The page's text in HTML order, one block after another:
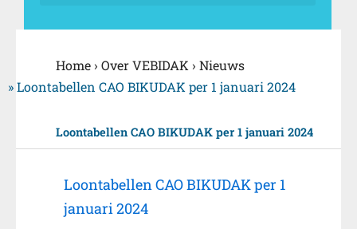
Home › Over VEBIDAK › Nieuws
»Loontabellen CAO BIKUDAK per 1 januari 2024
Loontabellen CAO BIKUDAK per 1 januari 2024
Loontabellen CAO BIKUDAK per 1
januari 2024